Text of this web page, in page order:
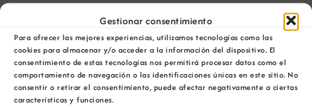
Gestionar consentimiento
Para ofrecer las mejores experiencias, utilizamos tecnologías como las
cookies para almacenar y/o acceder a la información del dispositivo. El
consentimiento de estas tecnologías nos permitirá procesar datos como el
comportamiento de navegación o las identificaciones únicas en este sitio. No
consentir o retirar el consentimiento, puede afectar negativamente a ciertas
características y funciones.
Lugar:Huelva
Sede:Universidad de Huelva, Campus de el Carmen
Data:22 a 26-9-2010